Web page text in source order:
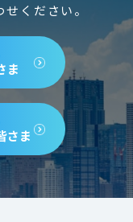
ください。
ま
さま